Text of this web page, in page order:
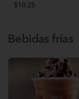
$10.25
Bebidas frías